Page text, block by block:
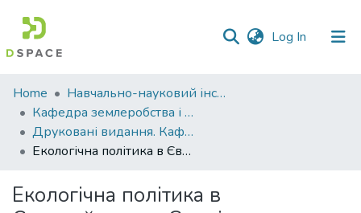
Log In (current)
Communities
&
Collections
Statistics
Home
Навчально-науковий інститут агротехнологій, селекції та екології
Кафедра землеробства і агрохімії ім. В.І.Сазанова
Друковані видання. Кафедра землеробства і агрохімії ім. В.І.Сазанова
Екологічна політика в Європейському Союзі
Екологічна політика в